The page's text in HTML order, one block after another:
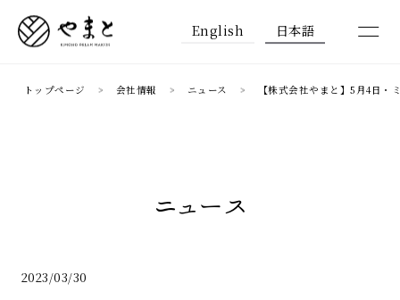
English 日本語
トップページ 会社情報 ニュース 【株式会社やまと】5⽉4⽇
ニュース
2023/03/30